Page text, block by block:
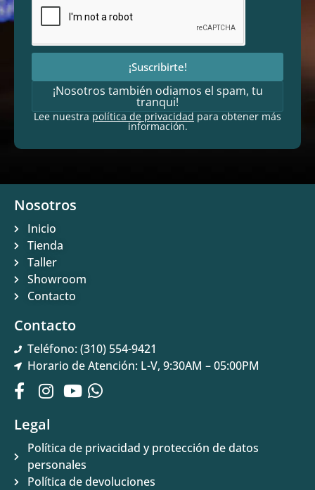
¡Suscribirte!
¡Nosotros también odiamos el spam, tu
tranqui!
Lee nuestra política de privacidad para obtener más
información.
Nosotros
Inicio
Tienda
Taller
Showroom
Contacto
Contacto
Teléfono: (310) 554-9421
Horario de Atención: L-V, 9:30AM – 05:00PM
Legal
Política de privacidad y protección de datos
personales
Política de devoluciones